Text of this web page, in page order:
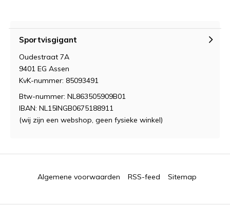
Sportvisgigant
Oudestraat 7A
9401 EG Assen
KvK-nummer: 85093491
Btw-nummer: NL863505909B01
IBAN: NL15INGB0675188911
(wij zijn een webshop, geen fysieke winkel)
Algemene voorwaarden RSS-feed Sitemap